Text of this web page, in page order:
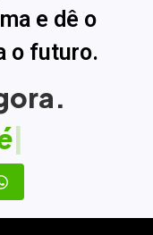
e dê o
o futuro.
E